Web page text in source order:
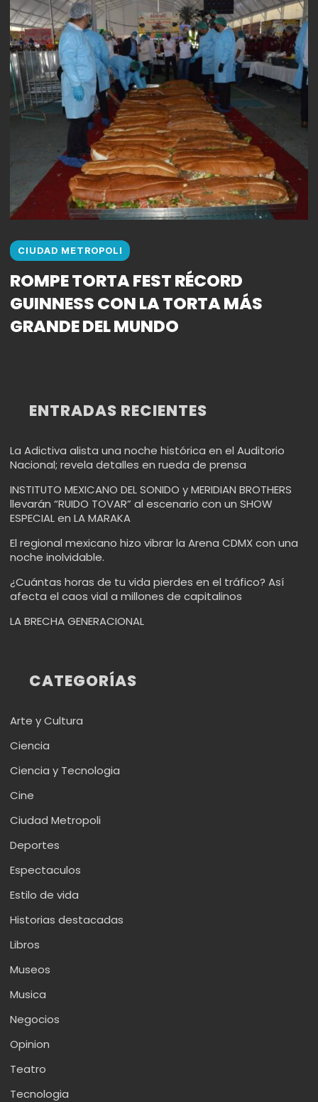
CIUDAD METROPOLI
ROMPE TORTA FEST RÉCORD
GUINNESS CON LA TORTA MÁS
GRANDE DEL MUNDO
ENTRADAS RECIENTES
La Adictiva alista una noche histórica en el Auditorio
Nacional; revela detalles en rueda de prensa
INSTITUTO MEXICANO DEL SONIDO y MERIDIAN BROTHERS
llevarán “RUIDO TOVAR” al escenario con un SHOW
ESPECIAL en LA MARAKA
El regional mexicano hizo vibrar la Arena CDMX con una
noche inolvidable.
¿Cuántas horas de tu vida pierdes en el tráfico? Así
afecta el caos vial a millones de capitalinos
LA BRECHA GENERACIONAL
CATEGORÍAS
Arte y Cultura
Ciencia
Ciencia y Tecnologia
Cine
Ciudad Metropoli
Deportes
Espectaculos
Estilo de vida
Historias destacadas
Libros
Museos
Musica
Negocios
Opinion
Teatro
Tecnologia